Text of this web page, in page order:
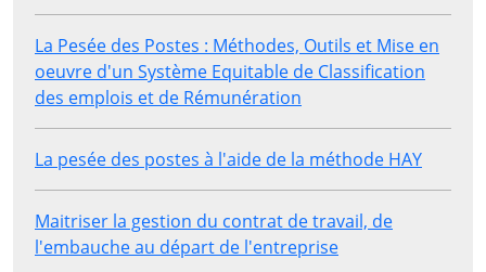
La Pesée des Postes : Méthodes, Outils et Mise en
oeuvre d'un Système Equitable de Classification
des emplois et de Rémunération
La pesée des postes à l'aide de la méthode HAY
Maitriser la gestion du contrat de travail, de
l'embauche au départ de l'entreprise